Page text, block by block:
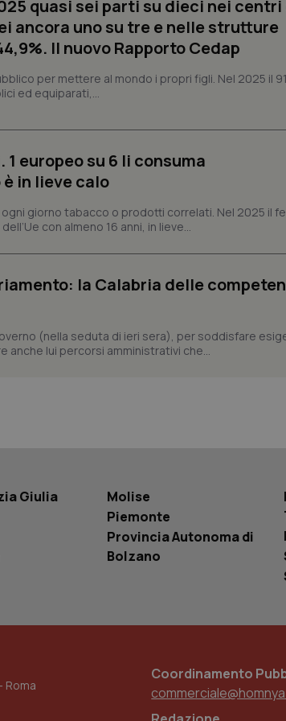
quasi sei parti su dieci nei centri
ancora uno su tre e nelle strutture
Il nuovo Rapporto Cedap
per mettere al mondo i propri figli. Nel 2025 il
ed equiparati,...
europeo su 6 li consuma
in lieve calo
giorno tabacco o prodotti correlati. Nel 2025 il
con almeno 16 anni, in lieve...
la Calabria delle
(nella seduta di ieri sera), per soddisfare
lui percorsi amministrativi che...
Giulia
Molise
Piemonte
Provincia Autonoma di
Bolzano
Roma
Coordinamento
sito e utilizzato per calcolare i
Sessione
Cookie generato da applicazioni
linguaggio PHP. Si tratta di un
sessione utente. Normalmente è
generato in modo casuale, il
mese
Scadenza Descrizione
1 anno 1
Questo cookie viene utilizzato da Google
Scadenza
Descrizione
Youtube.
nei siti; può anche determinare se il
utilizzando la nuova o la vecchia versione
Youtube.